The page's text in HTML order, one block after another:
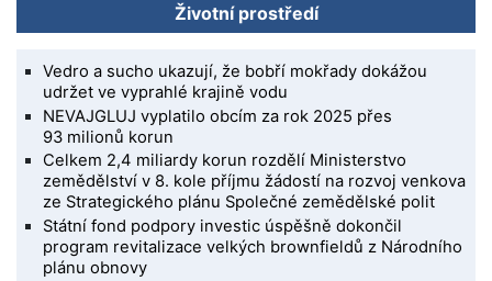
Životní prostředí
Vedro a sucho ukazují, že bobří mokřady dokážou
udržet ve vyprahlé krajině vodu
NEVAJGLUJ vyplatilo obcím za rok 2025 přes
93 milionů korun
Celkem 2,4 miliardy korun rozdělí Ministerstvo
zemědělství v 8. kole příjmu žádostí na rozvoj venkova
ze Strategického plánu Společné zemědělské polit
Státní fond podpory investic úspěšně dokončil
program revitalizace velkých brownfieldů z Národního
plánu obnovy